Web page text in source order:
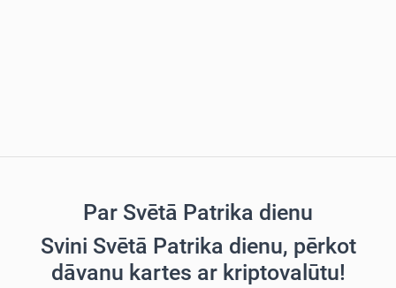
Par Svētā Patrika dienu
Svini Svētā Patrika dienu, pērkot
dāvanu kartes ar kriptovalūtu!